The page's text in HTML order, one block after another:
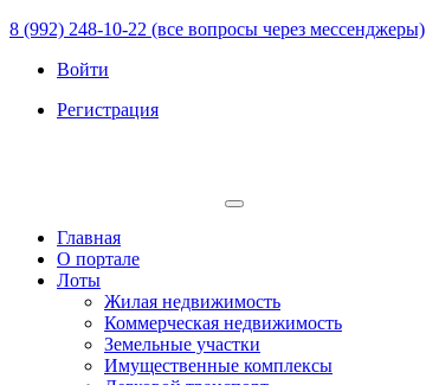
8 (992) 248-10-22 (все вопросы через мессенджеры)
Войти
Регистрация
Главная
О портале
Лоты
Жилая недвижимость
Коммерческая недвижимость
Земельные участки
Имущественные комплексы